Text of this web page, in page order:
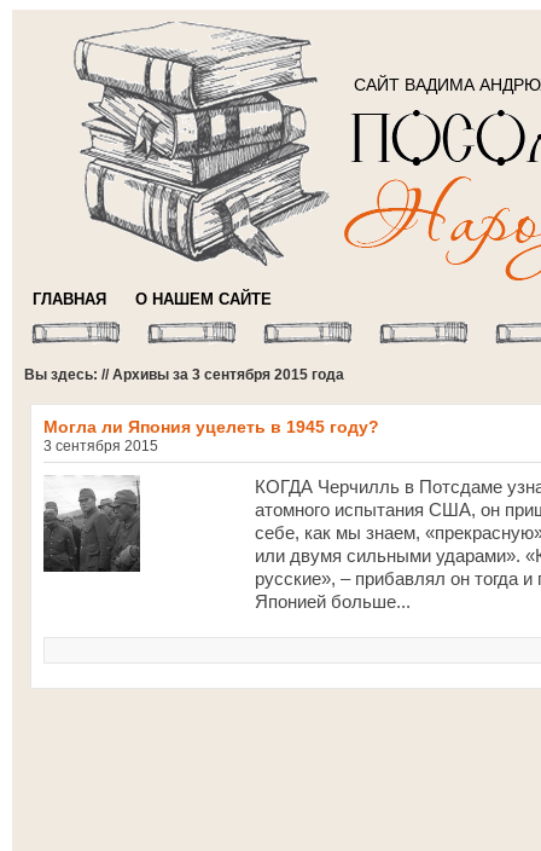
САЙТ ВАДИМА
ГЛАВНАЯ О НАШЕМ САЙТЕ
Вы здесь: // Архивы за 3 сентября 2015 года
Могла ли Япония уцелеть в 1945 году?
3 сентября 2015
КОГДА Черчилль в Потсдаме
атомного испытания США, он
себе, как мы знаем,
или двумя сильными ударами».
русские», – прибавлял он тогда
Японией больше...